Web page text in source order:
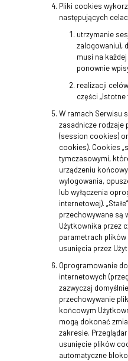
Pliki cookies
następujących
utrzymanie
zalogowaniu),
musi na
ponownie
realizacji
części
W ramach Serwisu
zasadnicze rodzaje
(session cookies)
cookies). Cookies
tymczasowymi,
urządzeniu
wylogowania,
lub wyłączenia
internetowej).
przechowywane są
Użytkownika przez
parametrach
usunięcia przez
Oprogramowanie
internetowych
zazwyczaj
przechowywanie
końcowym
mogą dokonać
zakresie.
usunięcie plików
automatyczne